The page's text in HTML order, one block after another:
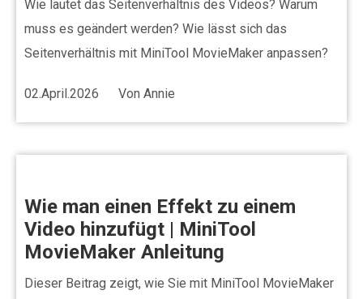
Wie lautet das Seitenverhältnis des Videos? Warum
muss es geändert werden? Wie lässt sich das
Seitenverhältnis mit MiniTool MovieMaker anpassen?
02.April.2026 Von Annie
Wie man einen Effekt zu einem
Video hinzufügt | MiniTool
MovieMaker Anleitung
Dieser Beitrag zeigt, wie Sie mit MiniTool MovieMaker